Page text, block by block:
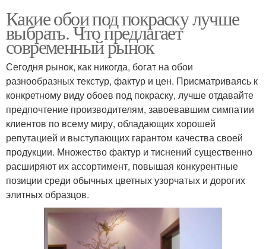
Какие обои под покраску лучше
выбрать. Что предлагает
современный рынок
Сегодня рынок, как никогда, богат на обои
разнообразных текстур, фактур и цен. Присматриваясь к
конкретному виду обоев под покраску, лучше отдавайте
предпочтение производителям, завоевавшим симпатии
клиентов по всему миру, обладающих хорошей
репутацией и выступающих гарантом качества своей
продукции. Множество фактур и тиснений существенно
расширяют их ассортимент, повышая конкурентные
позиции среди обычных цветных узорчатых и дорогих
элитных образцов.